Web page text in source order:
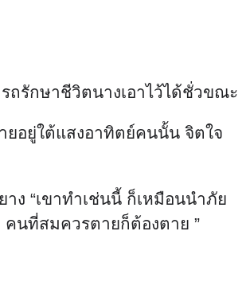
ถรักษาชีวิตนางเอาไว้ได้ชั่วขณะ